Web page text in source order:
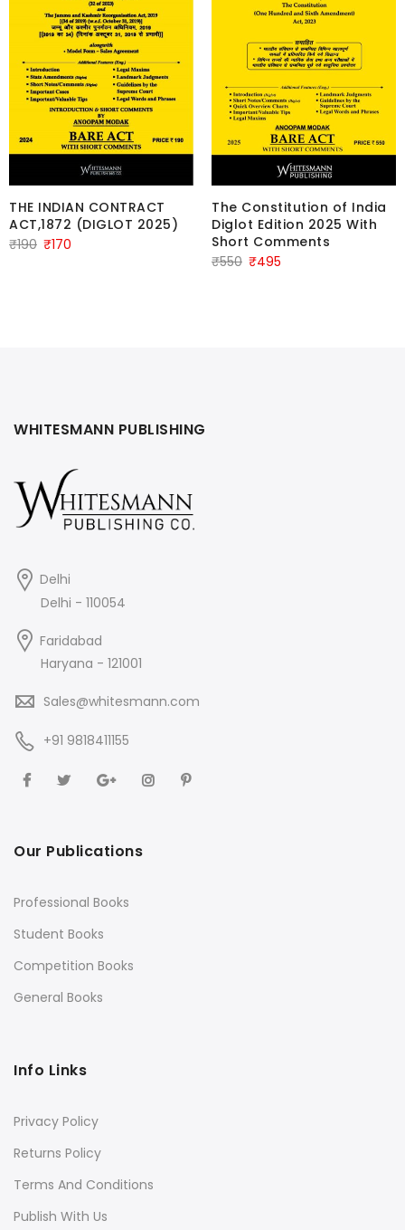
THE INDIAN CONTRACT
ACT,1872 (DIGLOT 2025)
₹190 Original
₹170
The Constitution of India
Diglot Edition 2025 With
Short Comments
₹550 Original
₹495
WHITESMANN PUBLISHING
Delhi
Delhi - 110054
Faridabad
Haryana - 121001
Sales@whitesmann.com
+91 9818411155
Our Publications
Professional Books
Student Books
Competition Books
General Books
Info Links
Privacy Policy
Returns Policy
Terms And Conditions
Publish With Us